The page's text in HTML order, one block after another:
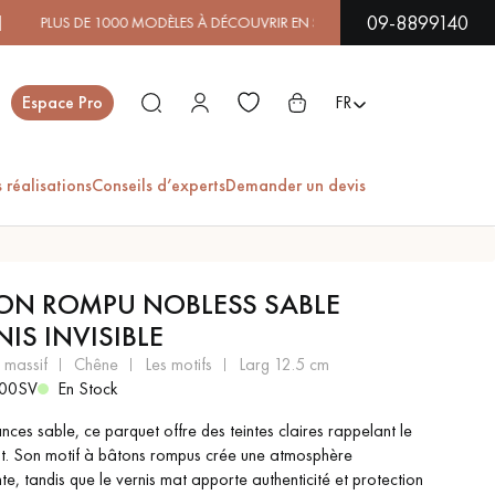
À DÉCOUVRIR EN SHOWROOM | DISPONIBILITÉ
09-8899140
Espace Pro FR
réalisationsConseils d’expertsDemander un devis
PARQUET EN BOIS
EXOTIQUE
PARQUET LAMES
LARGES XXL
PARQUET EN CHÊNE
ROMPU NOBLESS SABLE
INVISIBLE
massif chêne les motifs
larg 12.5 cm
En Stock
sable, ce parquet offre des teintes claires rappelant le
Son motif à bâtons rompus crée une atmosphère
tandis que le vernis mat apporte authenticité et protection